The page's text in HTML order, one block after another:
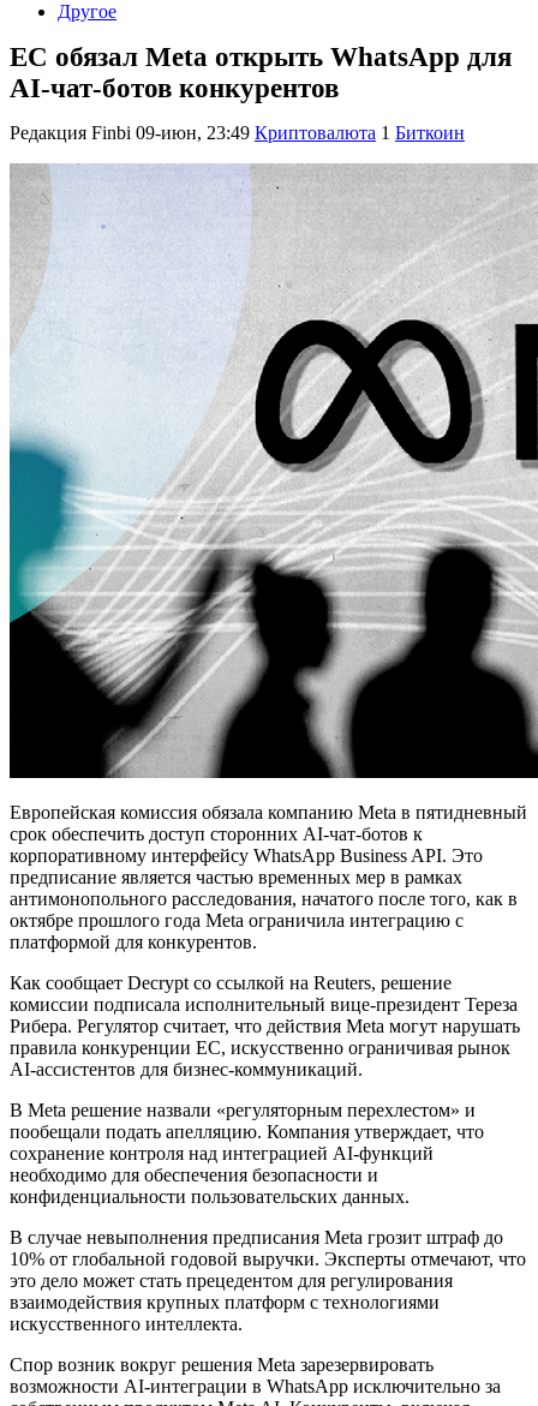
Другое
ЕС обязал Meta открыть WhatsApp для
AI-чат-ботов конкурентов
Редакция Finbi 09-июн, 23:49 Криптовалюта 1 Биткоин
Европейская комиссия обязала компанию Meta в пятидневный
срок обеспечить доступ сторонних AI-чат-ботов к
корпоративному интерфейсу WhatsApp Business API. Это
предписание является частью временных мер в рамках
антимонопольного расследования, начатого после того, как в
октябре прошлого года Meta ограничила интеграцию с
платформой для конкурентов.
Как сообщает Decrypt со ссылкой на Reuters, решение
комиссии подписала исполнительный вице-президент Тереза
Рибера. Регулятор считает, что действия Meta могут нарушать
правила конкуренции ЕС, искусственно ограничивая рынок
AI-ассистентов для бизнес-коммуникаций.
В Meta решение назвали «регуляторным перехлестом» и
пообещали подать апелляцию. Компания утверждает, что
сохранение контроля над интеграцией AI-функций
необходимо для обеспечения безопасности и
конфиденциальности пользовательских данных.
В случае невыполнения предписания Meta грозит штраф до
10% от глобальной годовой выручки. Эксперты отмечают, что
это дело может стать прецедентом для регулирования
взаимодействия крупных платформ с технологиями
искусственного интеллекта.
Спор возник вокруг решения Meta зарезервировать
возможности AI-интеграции в WhatsApp исключительно за